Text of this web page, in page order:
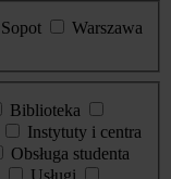
Sopot
Warszawa
Biblioteka
Instytuty i centra
Obsługa studenta
Usługi